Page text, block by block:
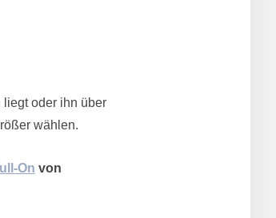
oder ihn über
wählen.
On von